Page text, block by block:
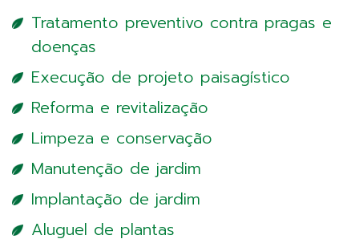
Tratamento preventivo contra pragas e
doenças
Execução de projeto paisagístico
Reforma e revitalização
Limpeza e conservação
Manutenção de jardim
Implantação de jardim
Aluguel de plantas